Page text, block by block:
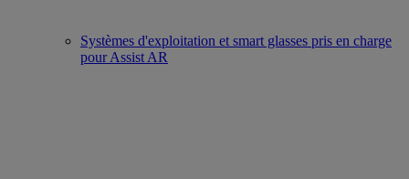
Systèmes d'exploitation et smart glasses pris en charge
pour Assist AR